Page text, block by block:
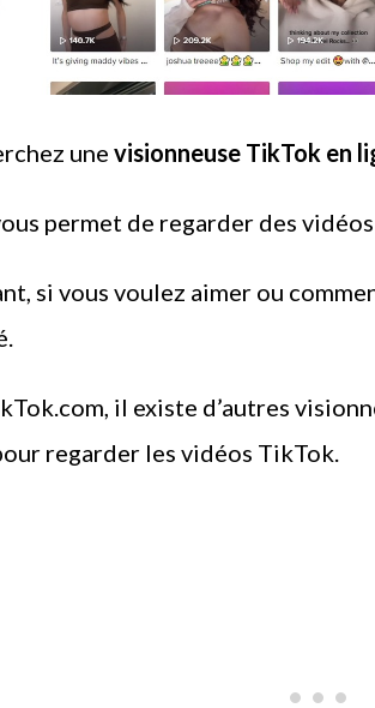
unevisionneuse TikTok en
permet de regarder des
si vous voulez aimer ou
il existe d’autres
regarder les vidéos TikTok.